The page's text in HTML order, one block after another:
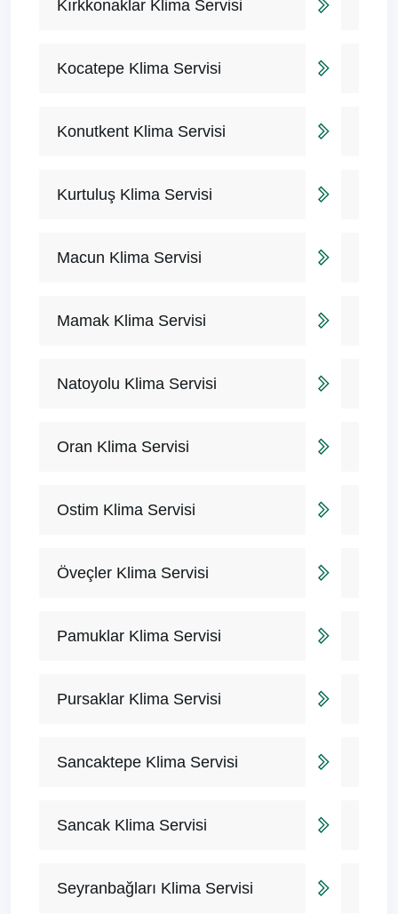
Kırkkonaklar Klima Servisi
Kocatepe Klima Servisi
Konutkent Klima Servisi
Kurtuluş Klima Servisi
Macun Klima Servisi
Mamak Klima Servisi
Natoyolu Klima Servisi
Oran Klima Servisi
Ostim Klima Servisi
Öveçler Klima Servisi
Pamuklar Klima Servisi
Pursaklar Klima Servisi
Sancaktepe Klima Servisi
Sancak Klima Servisi
Seyranbağları Klima Servisi